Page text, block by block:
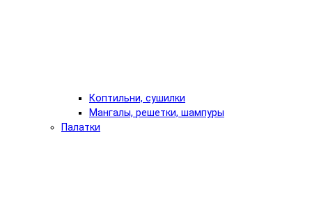
Коптильни, сушилки
Мангалы, решетки, шампуры
Палатки